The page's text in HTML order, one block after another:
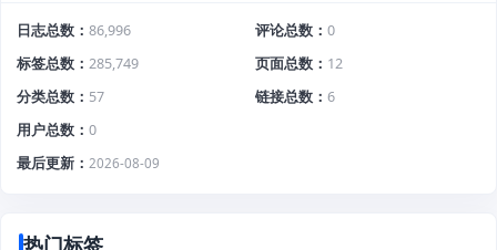
日志总数 86,996 评论总数
0
标签总数
285,749 页面总数
12
分类总数
57 链接总数
6
用户总数
0
最后更新
2026-08-09